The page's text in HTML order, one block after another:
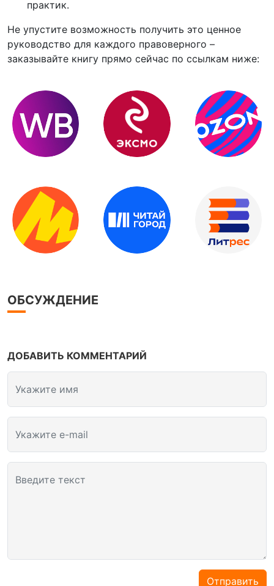
практик.
Не упустите возможность получить это ценное
руководство для каждого правоверного –
заказывайте книгу прямо сейчас по ссылкам ниже:
ОБСУЖДЕНИЕ
ДОБАВИТЬ КОММЕНТАРИЙ
Укажите имя
Укажите e-mail
Введите текст
Отправить